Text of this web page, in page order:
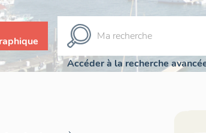
Accéder à la recherche